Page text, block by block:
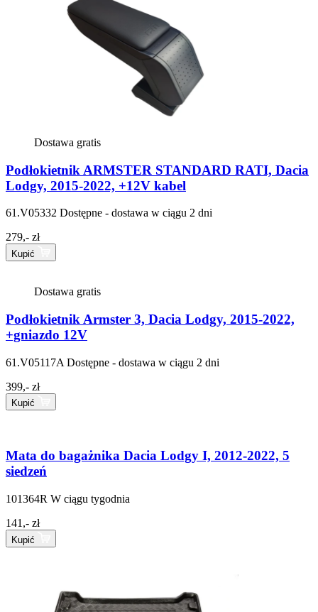
Dostawa gratis
Podłokietnik ARMSTER STANDARD RATI, Dacia
Lodgy, 2015-2022, +12V kabel
61.V05332 Dostępne - dostawa w ciągu 2 dni
279,- zł
Kupić
Dostawa gratis
Podłokietnik Armster 3, Dacia Lodgy, 2015-2022,
+gniazdo 12V
61.V05117A Dostępne - dostawa w ciągu 2 dni
399,- zł
Kupić
Mata do bagażnika Dacia Lodgy I, 2012-2022, 5
siedzeń
101364R W ciągu tygodnia
141,- zł
Kupić